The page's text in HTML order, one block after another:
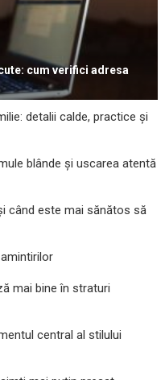
cum verifici adresa
detalii calde, practice și
blânde și uscarea atentă
când este mai sănătos să
mai bine în straturi
central al stilului